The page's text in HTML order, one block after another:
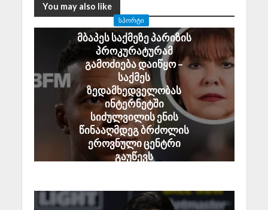
You may also like
ᲡᲞᲝᲠᲢᲘ
მბაპეს საქმეზე პარიზის
პროკურატურამ
გამოძიება დაიწყო –
საქმეს
ზედამხედველობას
ინტერნეტში
სიძულვილის ენის
წინააღმდეგ ბრძოლის
ეროვნული ცენტრი
გაუწევს